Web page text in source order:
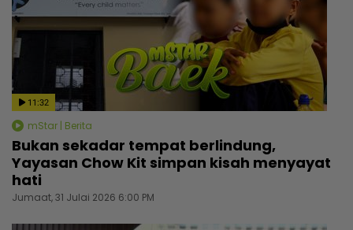
11:32
mStar | Berita
Bukan sekadar tempat berlindung,
Yayasan Chow Kit simpan kisah menyayat
hati
Jumaat, 31 Julai 2026 6:00 PM